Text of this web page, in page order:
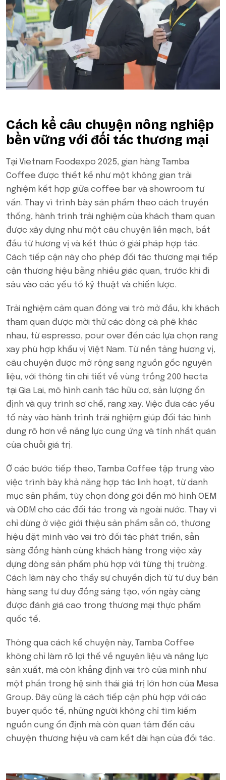
Cách kể câu chuyện nông nghiệp
bền vững với đối tác thương mại
Tại Vietnam Foodexpo 2025, gian hàng Tamba
Coffee được thiết kế như một không gian trải
nghiệm kết hợp giữa coffee bar và showroom tư
vấn. Thay vì trình bày sản phẩm theo cách truyền
thống, hành trình trải nghiệm của khách tham quan
được xây dựng như một câu chuyện liền mạch, bắt
đầu từ hương vị và kết thúc ở giải pháp hợp tác.
Cách tiếp cận này cho phép đối tác thương mại tiếp
cận thương hiệu bằng nhiều giác quan, trước khi đi
sâu vào các yếu tố kỹ thuật và chiến lược.
Trải nghiệm cảm quan đóng vai trò mở đầu, khi khách
tham quan được mời thử các dòng cà phê khác
nhau, từ espresso, pour over đến các lựa chọn rang
xay phù hợp khẩu vị Việt Nam. Từ nền tảng hương vị,
câu chuyện được mở rộng sang nguồn gốc nguyên
liệu, với thông tin chi tiết về vùng trồng 200 hecta
tại Gia Lai, mô hình canh tác hữu cơ, sản lượng ổn
định và quy trình sơ chế, rang xay. Việc đưa các yếu
tố này vào hành trình trải nghiệm giúp đối tác hình
dung rõ hơn về năng lực cung ứng và tính nhất quán
của chuỗi giá trị.
Ở các bước tiếp theo, Tamba Coffee tập trung vào
việc trình bày khả năng hợp tác linh hoạt, từ danh
mục sản phẩm, tùy chọn đóng gói đến mô hình OEM
và ODM cho các đối tác trong và ngoài nước. Thay vì
chỉ dừng ở việc giới thiệu sản phẩm sẵn có, thương
hiệu đặt mình vào vai trò đối tác phát triển, sẵn
sàng đồng hành cùng khách hàng trong việc xây
dựng dòng sản phẩm phù hợp với từng thị trường.
Cách làm này cho thấy sự chuyển dịch từ tư duy bán
hàng sang tư duy đồng sáng tạo, vốn ngày càng
được đánh giá cao trong thương mại thực phẩm
quốc tế.
Thông qua cách kể chuyện này, Tamba Coffee
không chỉ làm rõ lợi thế về nguyên liệu và năng lực
sản xuất, mà còn khẳng định vai trò của mình như
một phần trong hệ sinh thái giá trị lớn hơn của Mesa
Group. Đây cũng là cách tiếp cận phù hợp với các
buyer quốc tế, những người không chỉ tìm kiếm
nguồn cung ổn định mà còn quan tâm đến câu
chuyện thương hiệu và cam kết dài hạn của đối tác.